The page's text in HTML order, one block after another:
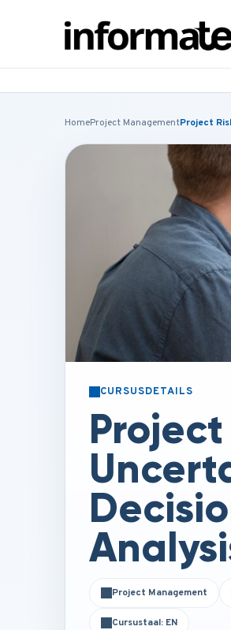
HomeProject ManagementProject
CURSUSDETAILS
Project
Project Management
Cursustaal: EN